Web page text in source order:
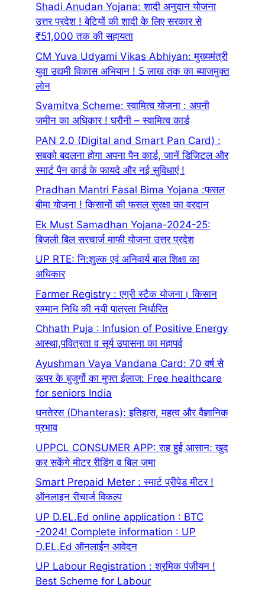
Shadi Anudan Yojana: शादी अनुदान योजना
उत्तर प्रदेश ! बेटियों की शादी के लिए सरकार से
₹51,000 तक की सहायता
CM Yuva Udyami Vikas Abhiyan: मुख्यमंत्री
युवा उद्यमी विकास अभियान ! 5 लाख तक का ब्याजमुक्त
लोन
Svamitva Scheme: स्वामित्व योजना : अपनी
जमीन का अधिकार ! घरौनी – स्वामित्व कार्ड
PAN 2.0 (Digital and Smart Pan Card) :
सबको बदलना होगा अपना पैन कार्ड, जानें डिजिटल और
स्मार्ट पैन कार्ड के फायदे और नई सुविधाएं !
Pradhan Mantri Fasal Bima Yojana :फसल
बीमा योजना ! किसानों की फसल सुरक्षा का वरदान
Ek Must Samadhan Yojana-2024-25:
बिजली बिल सरचार्ज माफी योजना उत्तर प्रदेश
UP RTE: नि:शुल्क एवं अनिवार्य बाल शिक्षा का
अधिकार
Farmer Registry : एग्री स्टैक योजना। किसान
सम्मान निधि की नयी पात्रता निर्धारित
Chhath Puja : Infusion of Positive Energy
आस्था,पवित्रता व सूर्य उपासना का महापर्व
Ayushman Vaya Vandana Card: 70 वर्ष से
ऊपर के बुजुर्गो का मुफ्त ईलाज: Free healthcare
for seniors India
धनतेरस (Dhanteras): इतिहास, महत्व और वैज्ञानिक
प्रभाव
UPPCL CONSUMER APP: राह हुई आसान: खुद
कर सकेंगे मीटर रीडिंग व बिल जमा
Smart Prepaid Meter : स्मार्ट प्रीपेड मीटर !
ऑनलाइन रीचार्ज विकल्प
UP D.EL.Ed online application : BTC
-2024! Complete information : UP
D.EL.Ed ऑनलाईन आवेदन
UP Labour Registration : श्रमिक पंजीयन !
Best Scheme for Labour